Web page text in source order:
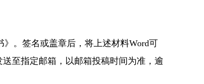
。签名或盖章后，将上述材料Word可
至指定邮箱，以邮箱投稿时间为准，逾